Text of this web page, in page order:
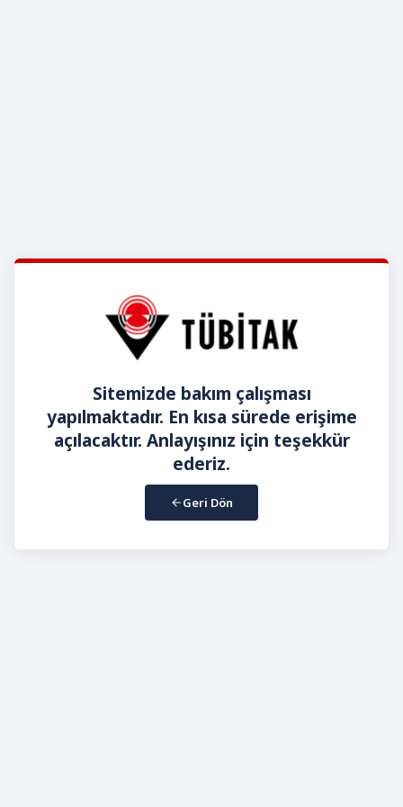
Sitemizde bakım çalışması
yapılmaktadır. En kısa sürede erişime
açılacaktır. Anlayışınız için teşekkür
ederiz.
Geri Dön